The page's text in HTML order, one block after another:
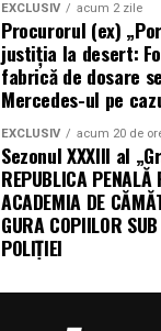
EXCLUSIV acum 2 zile
Procurorul (ex)
justiția la desert:
fabrică de dosare
Mercedes-ul pe
EXCLUSIV acum 20 de
Sezonul XXXIII al
REPUBLICA PENALĂ
ACADEMIA DE
GURA COPIILOR
POLIȚIEI